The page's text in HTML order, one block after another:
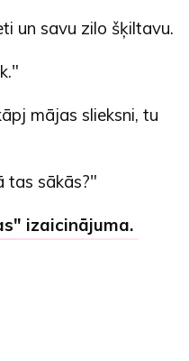
un savu zilo šķiltavu.
mājas slieksni, tu
tas sākās?"
izaicinājuma.